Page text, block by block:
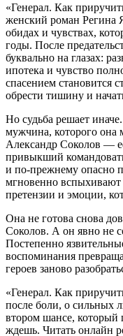
«Генерал. Как
женский роман Регина
обидах и чувствах,
годы. После
буквально на глазах:
ипотека и чувство
спасением становится
обрести тишину и
Но судьба решает
мужчина, которого она
Александр Соколов —
привыкший
и по-прежнему опасно
мгновенно
претензии и эмоции,
Она не готова снова
Соколов. А он явно не
Постепенно
воспоминания
героев заново
«Генерал. Как
после боли, о сильных
втором шансе, который
ждешь. Читать онлайн